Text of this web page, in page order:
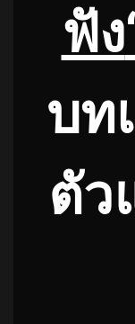
ฟัง
บท
ตัว